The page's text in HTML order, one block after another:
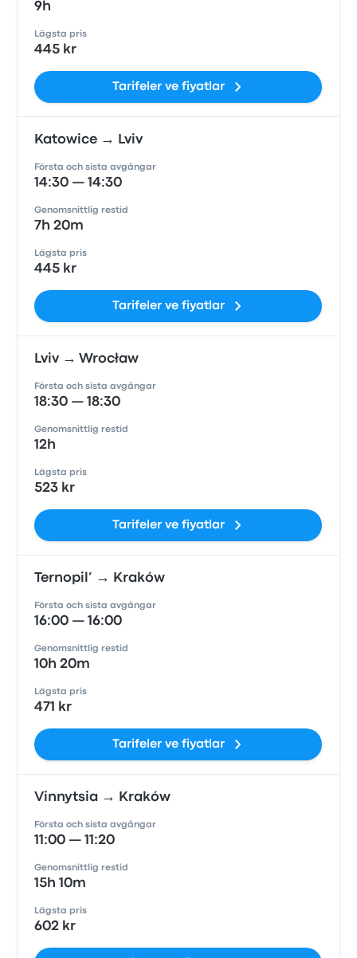
9h
Lägsta pris
445 kr
Tarifeler ve fiyatlar
Katowice → Lviv
Första och sista avgångar
14:30 — 14:30
Genomsnittlig restid
7h 20m
Lägsta pris
445 kr
Tarifeler ve fiyatlar
Lviv → Wrocław
Första och sista avgångar
18:30 — 18:30
Genomsnittlig restid
12h
Lägsta pris
523 kr
Tarifeler ve fiyatlar
Ternopil’ → Kraków
Första och sista avgångar
16:00 — 16:00
Genomsnittlig restid
10h 20m
Lägsta pris
471 kr
Tarifeler ve fiyatlar
Vinnytsia → Kraków
Första och sista avgångar
11:00 — 11:20
Genomsnittlig restid
15h 10m
Lägsta pris
602 kr